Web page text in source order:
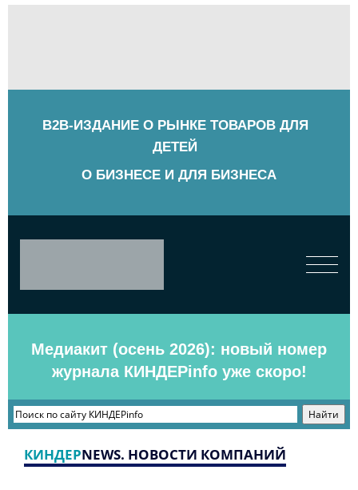
B2B-ИЗДАНИЕ О РЫНКЕ ТОВАРОВ ДЛЯ
ДЕТЕЙ
О БИЗНЕСЕ И ДЛЯ БИЗНЕСА
Медиакит (осень 2026): новый номер
журнала КИНДЕРinfo уже скоро!
КИНДЕРNEWS. НОВОСТИ КОМПАНИЙ